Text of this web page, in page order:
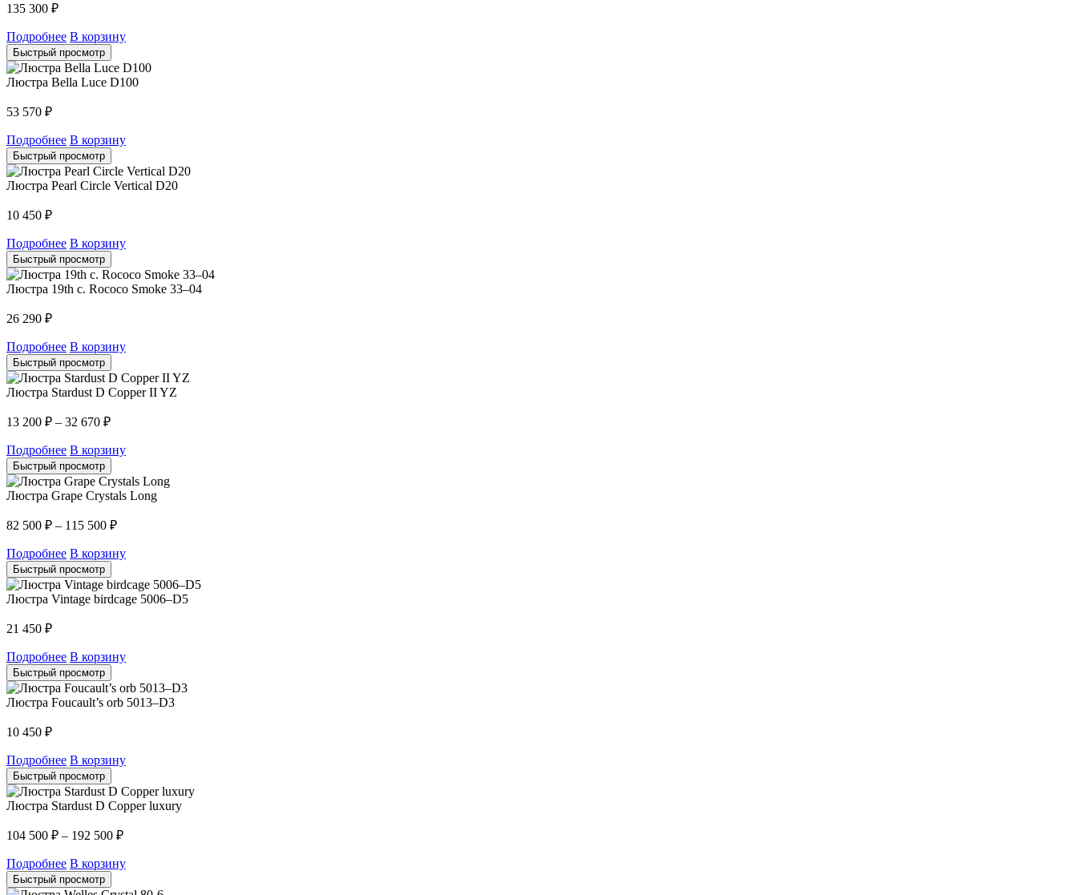
135 300 ₽
Подробнее В корзину
Быстрый просмотр
Люстра Bella Luce D100
53 570 ₽
Подробнее В корзину
Быстрый просмотр
Люстра Pearl Circle Vertical D20
10 450 ₽
Подробнее В корзину
Быстрый просмотр
Люстра 19th c. Rococo Smoke 33–04
26 290 ₽
Подробнее В корзину
Быстрый просмотр
Люстра Stardust D Copper II YZ
13 200 ₽ – 32 670 ₽
Подробнее В корзину
Быстрый просмотр
Люстра Grape Crystals Long
82 500 ₽ – 115 500 ₽
Подробнее В корзину
Быстрый просмотр
Люстра Vintage birdcage 5006–D5
21 450 ₽
Подробнее В корзину
Быстрый просмотр
Люстра Foucault’s orb 5013–D3
10 450 ₽
Подробнее В корзину
Быстрый просмотр
Люстра Stardust D Copper luxury
104 500 ₽ – 192 500 ₽
Подробнее В корзину
Быстрый просмотр